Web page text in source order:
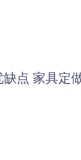
点 家具定